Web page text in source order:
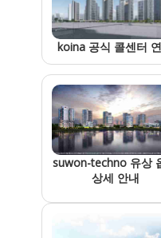
koina 공식 콜센터
suwon-techno 유상
상세 안내